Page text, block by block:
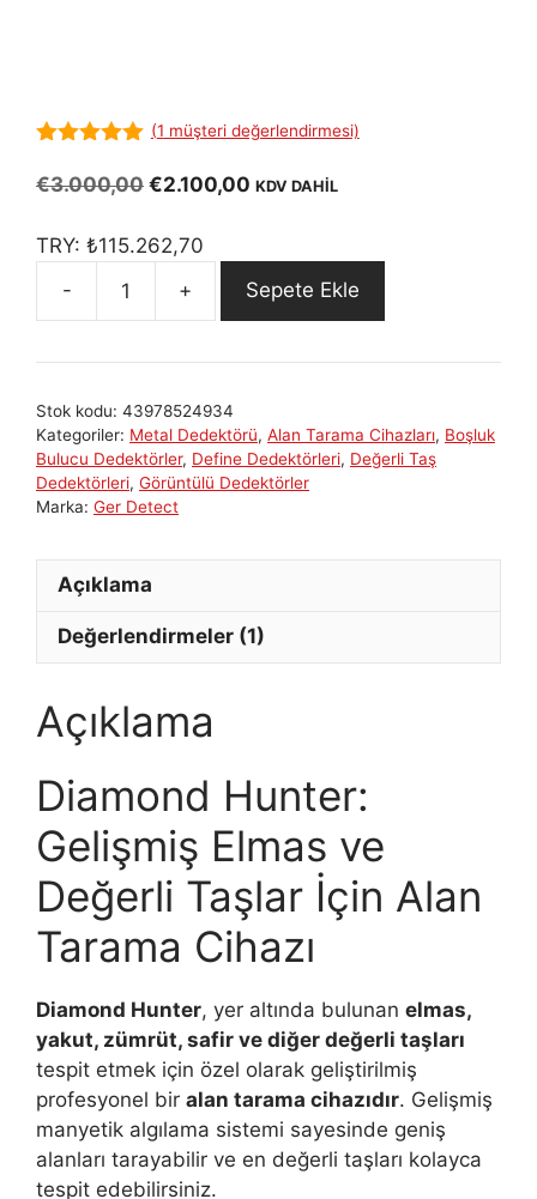
5
(1 müşteri değerlendirmesi)
€3.000,00 Orijinal
€3.000,00.
€2.100,00 Şu
KDV DAHİL
TRY: ₺115.262,70
Diamond
Elmas
Değerli
Taşlar
İçin
Sepete Ekle
Stok kodu: 43978524934
Kategoriler: Metal Dedektörü, Alan Tarama Cihazları, Boşluk
Bulucu Dedektörler, Define Dedektörleri, Değerli Taş
Dedektörleri, Görüntülü Dedektörler
Marka: Ger Detect
Açıklama
Değerlendirmeler (1)
Açıklama
Diamond Hunter:
Gelişmiş Elmas ve
Değerli Taşlar İçin Alan
Tarama Cihazı
Diamond Hunter, yer altında bulunan elmas,
yakut, zümrüt, safir ve diğer değerli taşları
tespit etmek için özel olarak geliştirilmiş
profesyonel bir alan tarama cihazıdır. Gelişmiş
manyetik algılama sistemi sayesinde geniş
alanları tarayabilir ve en değerli taşları kolayca
tespit edebilirsiniz.